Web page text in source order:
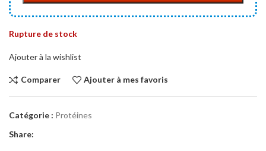
Rupture de stock
Ajouter à la wishlist
Comparer Ajouter à mes favoris
Catégorie : Protéines
Share: